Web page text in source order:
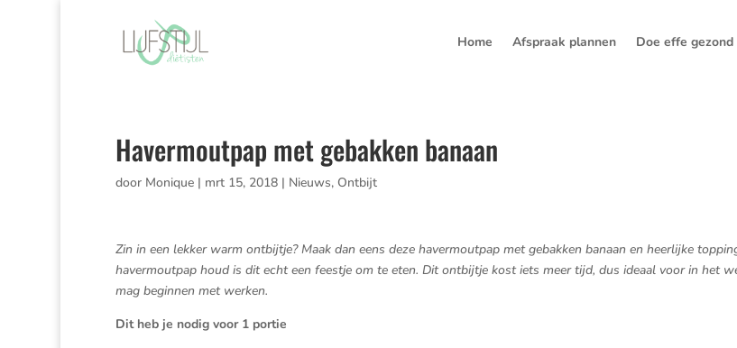
Home Afspraak plannen Doe effe gezond
Havermoutpap met gebakken banaan
door Monique| mrt 15, 2018| Nieuws, Ontbijt
Zin in een lekker warm ontbijtje? Maak dan eens deze havermoutpap met gebakken banaan en heerlijke
havermoutpap houd is dit echt een feestje om te eten. Dit ontbijtje kost iets meer tijd, dus ideaal voor in het
mag beginnen met werken.
Dit heb je nodig voor 1 portie